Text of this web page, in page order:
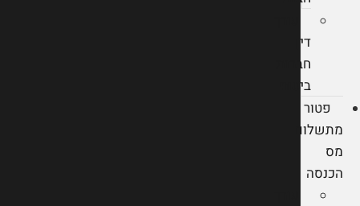
דין
חברות
ביטוח
פטור
מתשלום
מס
הכנסה